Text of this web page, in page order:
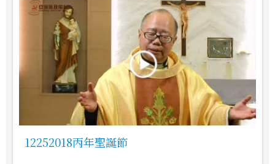
12252018丙年聖誕節